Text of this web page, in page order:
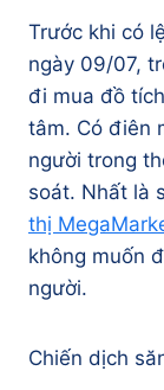
Trước khi có
ngày 09/07,
đi mua đồ
tâm. Có điên
người trong
soát. Nhất là
thị
không muốn
người.
Chiến dịch